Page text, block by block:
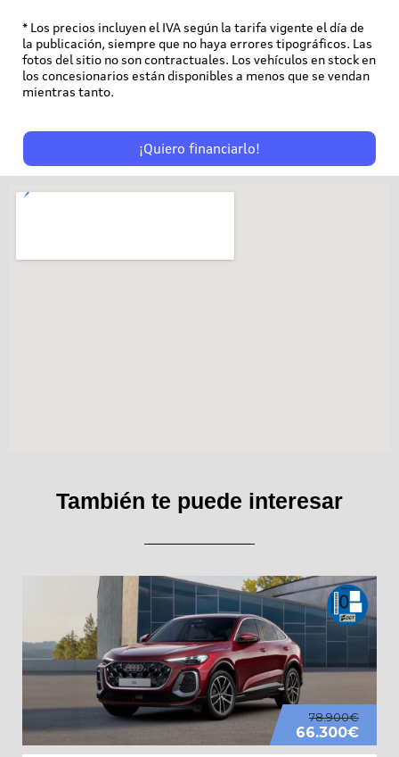
* Los precios incluyen el IVA según la tarifa vigente el día de
la publicación, siempre que no haya errores tipográficos. Las
fotos del sitio no son contractuales. Los vehículos en stock en
los concesionarios están disponibles a menos que se vendan
mientras tanto.
¡Quiero financiarlo!
También te puede interesar
78.900€
66.300€